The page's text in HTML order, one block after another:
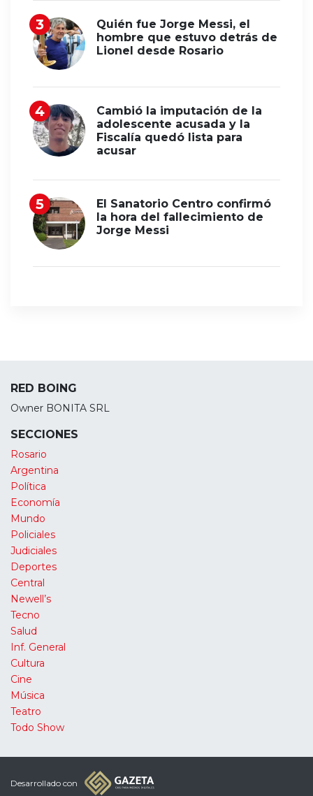
Quién fue Jorge Messi, el
hombre que estuvo detrás de
Lionel desde Rosario
Cambió la imputación de la
adolescente acusada y la
Fiscalía quedó lista para
acusar
El Sanatorio Centro confirmó
la hora del fallecimiento de
Jorge Messi
RED BOING
Owner BONITA SRL
SECCIONES
Rosario
Argentina
Política
Economía
Mundo
Policiales
Judiciales
Deportes
Central
Newell’s
Tecno
Salud
Inf. General
Cultura
Cine
Música
Teatro
Todo Show
Desarrollado con